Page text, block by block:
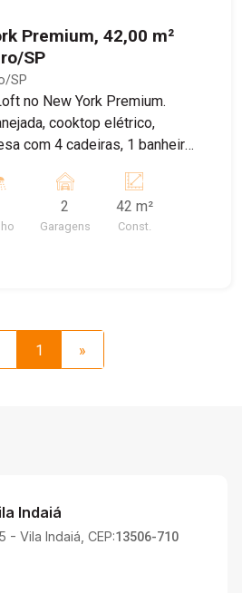
Premium, 42,00 m²
SP
SP
no New York Premium.
cooktop elétrico,
com 4 cadeiras, 1 banheiro
Apartamento
morar. Além de ser o
da cidade é também o
de jogos, sauna seca,
solarium, vigilância 24
2
Garagens
42 m²
Const.
1 »
Indaiá
- Vila Indaiá, CEP:13506-710